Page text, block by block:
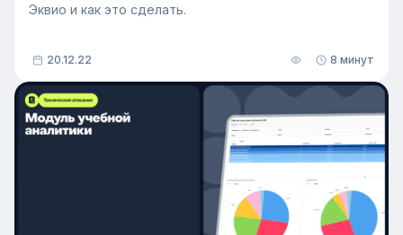
Эквио и как это сделать.
20.12.22 8 минут